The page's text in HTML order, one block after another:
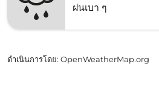
ฝนเบา ๆ
ดำเนินการโดย: OpenWeatherMap.org